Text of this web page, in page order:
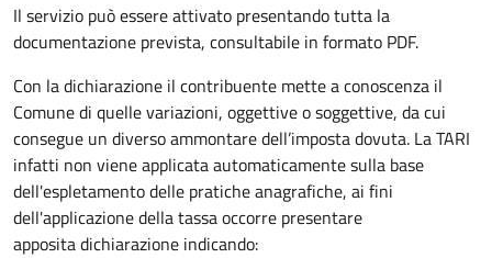
Il servizio può essere attivato presentando tutta la
documentazione prevista, consultabile in formato PDF.
Con la dichiarazione il contribuente mette a conoscenza il
Comune di quelle variazioni, oggettive o soggettive, da cui
consegue un diverso ammontare dell’imposta dovuta. La TARI
infatti non viene applicata automaticamente sulla base
dell'espletamento delle pratiche anagrafiche, ai fini
dell'applicazione della tassa occorre presentare
apposita dichiarazione indicando: